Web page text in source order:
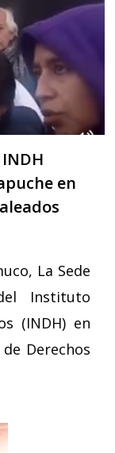
en
La Sede
Instituto
(INDH) en
Derechos